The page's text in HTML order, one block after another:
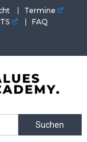
Termine
FAQ
Coaches.
Suchen
nach: